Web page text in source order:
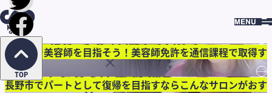
TOP
HOME
【はじめての就職活動】自分に合う美容室を探す方法とは？
長野県で美容師を目指そう！美容師免許を通信課程で取得す
る方法
→
長野市でパートとして復帰を目指すならこんなサロンがおす